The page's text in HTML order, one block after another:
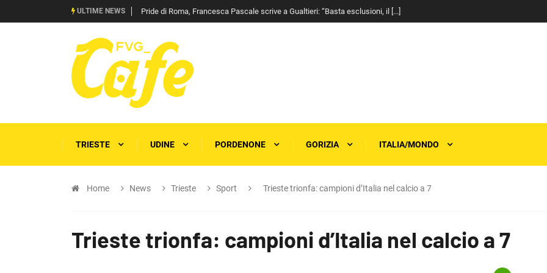
ULTIME NEWS Pride di Roma, Francesca Pascale scrive a Gualtieri: “Basta esclusioni, il [...]
TRIESTE UDINE PORDENONE GORIZIA ITALIA/MONDO
Home News Trieste Sport Trieste trionfa: campioni d’Italia nel calcio a 7
Trieste trionfa: campioni d’Italia nel calcio a 7